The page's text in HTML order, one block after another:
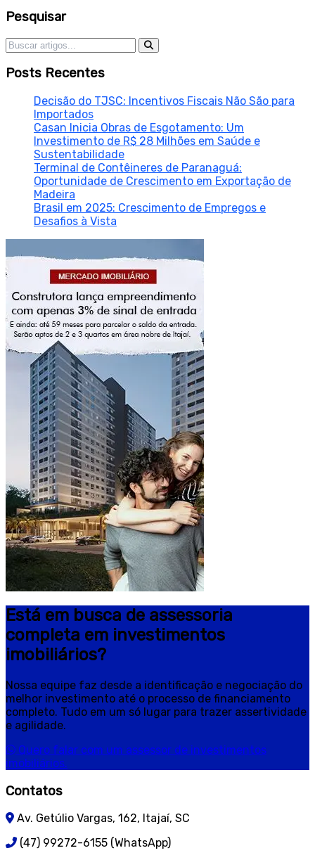
Sidebar
Pesquisar
Pesquisar por:
Posts Recentes
Decisão do TJSC: Incentivos Fiscais Não São para
Importados
Casan Inicia Obras de Esgotamento: Um
Investimento de R$ 28 Milhões em Saúde e
Sustentabilidade
Terminal de Contêineres de Paranaguá:
Oportunidade de Crescimento em Exportação de
Madeira
Brasil em 2025: Crescimento de Empregos e
Desafios à Vista
Está em busca de assessoria
completa em investimentos
imobiliários?
Nossa equipe faz desde a identificação e negociação do
melhor investimento até o processo de financiamento
completo. Tudo em um só lugar para trazer assertividade
e agilidade.
Quero falar com um assessor de investimentos
imobiliários.
Contatos
Av. Getúlio Vargas, 162, Itajaí, SC
(47) 99272-6155 (WhatsApp)